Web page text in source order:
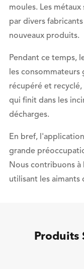
moules. Les
par divers
nouveaux produits.
Pendant ce temps,
les
récupéré et
qui finit dans les
décharges.
En bref,
grande
Nous contribuons
utilisant les aimants
Produits